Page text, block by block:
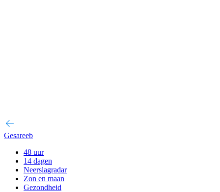
Gesareeb
48 uur
14 dagen
Neerslagradar
Zon en maan
Gezondheid